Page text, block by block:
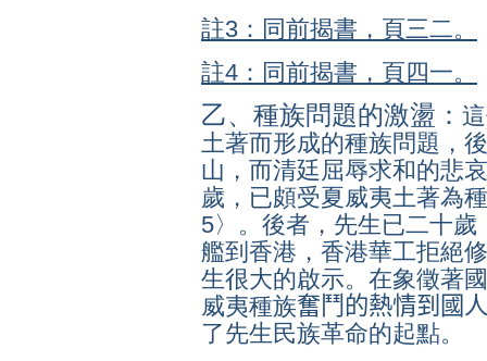
註3：同前揭書，頁三二。
註4：同前揭書，頁四一。
乙、種族問題的激盪：
土著而形成的種族問題，
山，而清廷屈辱求和的悲
歲，已頗受夏威夷土著為
5〉。後者，先生已二十
艦到香港，香港華工拒絕
生很大的啟示。在象徵著
威夷種族奮鬥的熱情到國
了先生民族革命的起點。